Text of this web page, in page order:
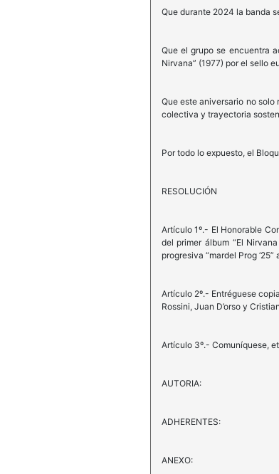
Que durante 2024 la banda
Que el grupo se encuentra
Nirvana” (1977) por el sello
Que este aniversario no
colectiva y trayectoria
Por todo lo expuesto, el
RESOLUCIÓN
Artículo 1º.- El Honorable
del primer álbum “El
progresiva “mardel Prog
Artículo 2º.- Entréguese
Rossini, Juan D’orso y
Artículo 3º.- Comuníquese,
AUTORIA:
ADHERENTES:
ANEXO: